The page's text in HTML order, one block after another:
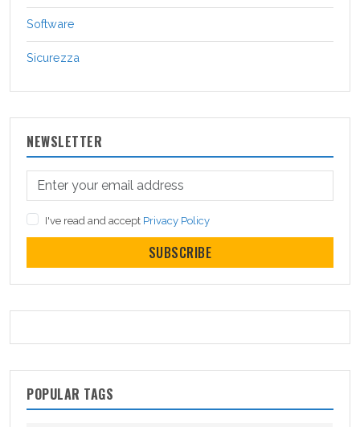
Software
Sicurezza
NEWSLETTER
I've read and accept Privacy Policy
SUBSCRIBE
POPULAR TAGS